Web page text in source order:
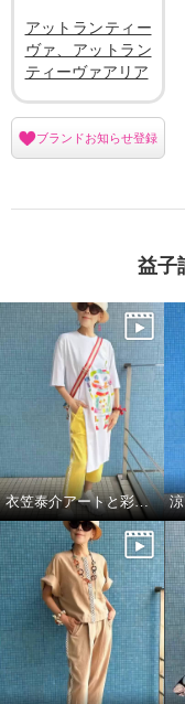
アットランティー
ヴァ、アットラン
ティーヴァアリア
ブランドお知らせ登録
益子
衣笠泰介アートと彩りを楽しむ夏スタイル